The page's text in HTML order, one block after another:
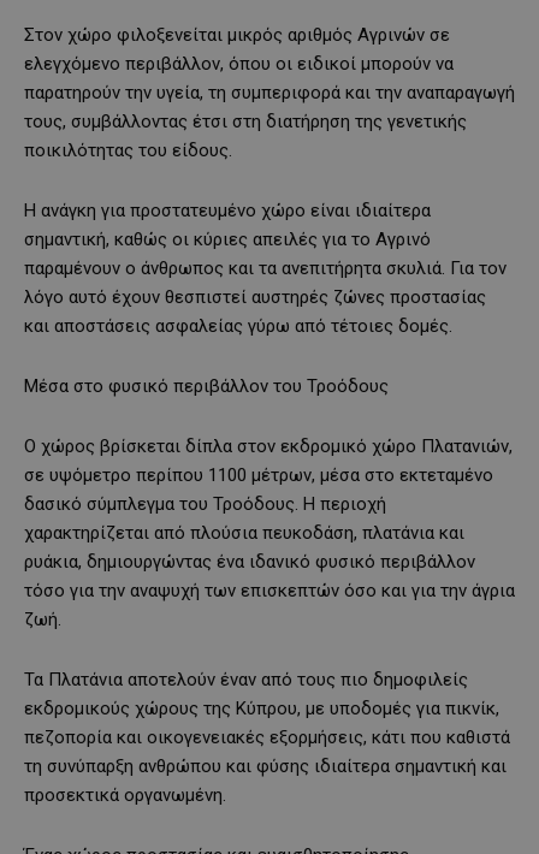
Στον χώρο φιλοξενείται μικρός αριθμός Αγρινών σε
ελεγχόμενο περιβάλλον, όπου οι ειδικοί μπορούν να
παρατηρούν την υγεία, τη συμπεριφορά και την αναπαραγωγή
τους, συμβάλλοντας έτσι στη διατήρηση της γενετικής
ποικιλότητας του είδους.
Η ανάγκη για προστατευμένο χώρο είναι ιδιαίτερα
σημαντική, καθώς οι κύριες απειλές για το Αγρινό
παραμένουν ο άνθρωπος και τα ανεπιτήρητα σκυλιά. Για τον
λόγο αυτό έχουν θεσπιστεί αυστηρές ζώνες προστασίας
και αποστάσεις ασφαλείας γύρω από τέτοιες δομές.
Μέσα στο φυσικό περιβάλλον του Τροόδους
Ο χώρος βρίσκεται δίπλα στον εκδρομικό χώρο Πλατανιών,
σε υψόμετρο περίπου 1100 μέτρων, μέσα στο εκτεταμένο
δασικό σύμπλεγμα του Τροόδους. Η περιοχή
χαρακτηρίζεται από πλούσια πευκοδάση, πλατάνια και
ρυάκια, δημιουργώντας ένα ιδανικό φυσικό περιβάλλον
τόσο για την αναψυχή των επισκεπτών όσο και για την άγρια
ζωή.
Τα Πλατάνια αποτελούν έναν από τους πιο δημοφιλείς
εκδρομικούς χώρους της Κύπρου, με υποδομές για πικνίκ,
πεζοπορία και οικογενειακές εξορμήσεις, κάτι που καθιστά
τη συνύπαρξη ανθρώπου και φύσης ιδιαίτερα σημαντική και
προσεκτικά οργανωμένη.